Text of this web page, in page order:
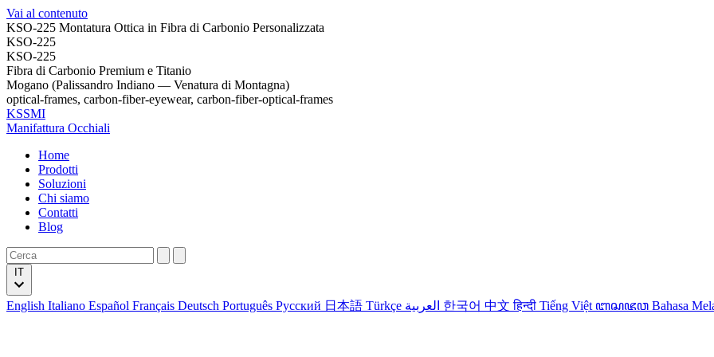
Vai al contenuto
KSO-225 Montatura Ottica in Fibra di Carbonio Personalizzata
KSO-225
KSO-225
Fibra di Carbonio Premium e Titanio
Mogano (Palissandro Indiano — Venatura di Montagna)
optical-frames, carbon-fiber-eyewear, carbon-fiber-optical-frames
KSSMI
Manifattura Occhiali
Home
Prodotti
Soluzioni
Chi siamo
Contatti
Blog
English Italiano Español Français Deutsch Português Русский 日本語 Türkçe 한국어 中文हिन्दी Tiếng Việt ꦧꦱꦗꦮ Bahasa